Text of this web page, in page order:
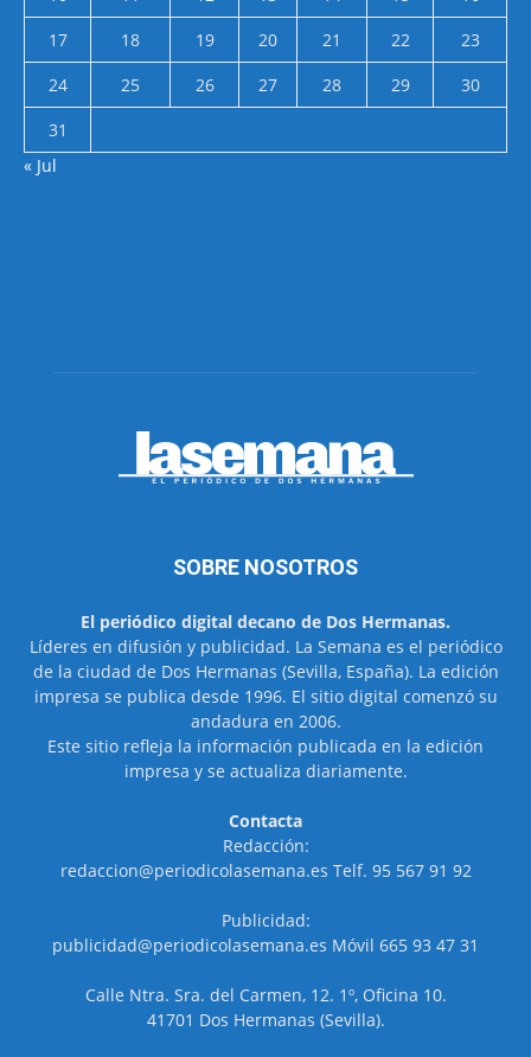
17
18 19 20 21 22
23
24
25 26 27 28 29
30
31
« Jul
SOBRE NOSOTROS
El periódico digital decano de Dos Hermanas.
Líderes en difusión y publicidad. La Semana es el periódico
de la ciudad de Dos Hermanas (Sevilla, España). La edición
impresa se publica desde 1996. El sitio digital comenzó su
andadura en 2006.
Este sitio refleja la información publicada en la edición
impresa y se actualiza diariamente.
Contacta
Redacción:
redaccion@periodicolasemana.es Telf. 95 567 91 92
Publicidad:
publicidad@periodicolasemana.es Móvil 665 93 47 31
Calle Ntra. Sra. del Carmen, 12. 1º, Oficina 10.
41701 Dos Hermanas (Sevilla).